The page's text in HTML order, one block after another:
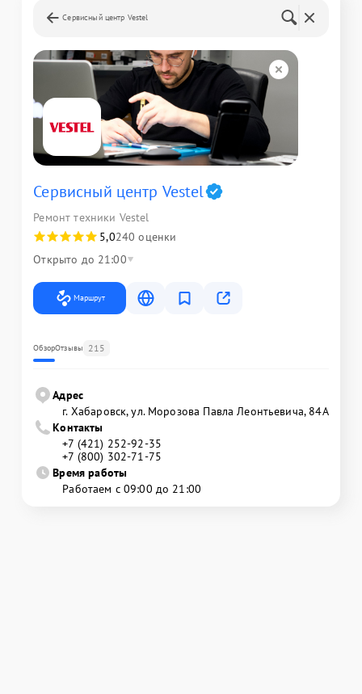
Сервисный центр Vestel
Сервисный центр Vestel
Ремонт техники Vestel
5,0240 оценки
Открыто до 21:00
Маршрут
ОбзорОтзывы 215
Адрес
г. Хабаровск, ул. Морозова Павла Леонтьевича, 84А
Контакты
+7 (421) 252-92-35
+7 (800) 302-71-75
Время работы
Работаем с 09:00 до 21:00